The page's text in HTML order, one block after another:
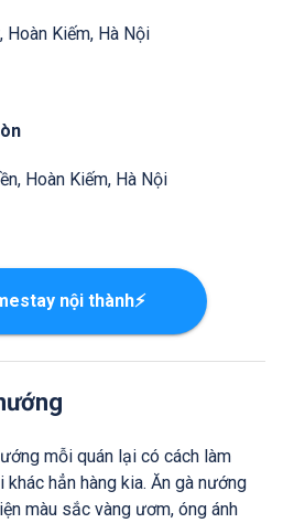
Kiếm, Hà Nội
Hoàn Kiếm, Hà Nội
nội thành⚡
mỗi quán lại có cách làm
khác hẳn hàng kia. Ăn gà nướng
màu sắc vàng ươm, óng ánh